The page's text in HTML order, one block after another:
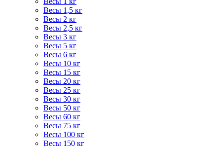
Весы 1,5 кг
Весы 2 кг
Весы 2,5 кг
Весы 3 кг
Весы 5 кг
Весы 6 кг
Весы 10 кг
Весы 15 кг
Весы 20 кг
Весы 25 кг
Весы 30 кг
Весы 50 кг
Весы 60 кг
Весы 75 кг
Весы 100 кг
Весы 150 кг